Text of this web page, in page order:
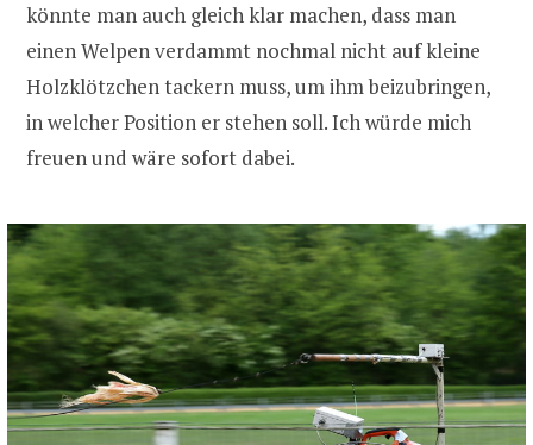
könnte man auch gleich klar machen, dass man
einen Welpen verdammt nochmal nicht auf kleine
Holzklötzchen tackern muss, um ihm beizubringen,
in welcher Position er stehen soll. Ich würde mich
freuen und wäre sofort dabei.